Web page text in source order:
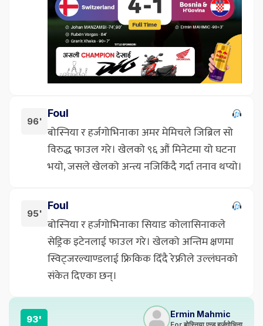
96'
Foul
बोस्निया र हर्जगोभिनाका अमर मेमिचले जिब्रिल सो
विरुद्ध फाउल गरे। खेलको ९६ औं मिनेटमा यो घटना
भयो, जसले खेलको अन्त्य नजिकिँदै गर्दा तनाव थप्यो।
95'
Foul
बोस्निया र हर्जगोभिनाका सियाड कोलासिनाकले
सेड्रिक इटेनलाई फाउल गरे। खेलको अन्तिम क्षणमा
स्विट्जरल्याण्डलाई फ्रिकिक दिँदै रेफ्रीले उल्लंघनको
संकेत दिएका छन्।
93' Ermin Mahmic